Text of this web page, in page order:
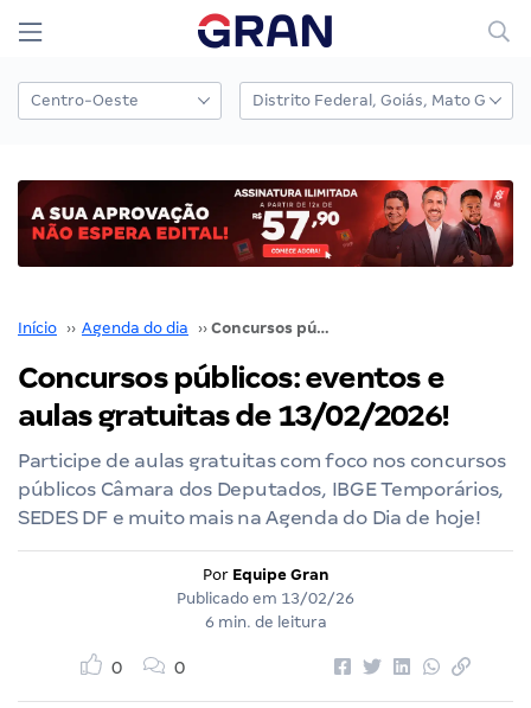
Início ›› Agenda do dia ›› Concursos públicos: eventos e aulas gratuitas de 13/02/2026!
Concursos públicos: eventos e
aulas gratuitas de 13/02/2026!
Participe de aulas gratuitas com foco nos concursos
públicos Câmara dos Deputados, IBGE Temporários,
SEDES DF e muito mais na Agenda do Dia de hoje!
Por Equipe Gran
Publicado em 13/02/26
6 min. de leitura
0 0